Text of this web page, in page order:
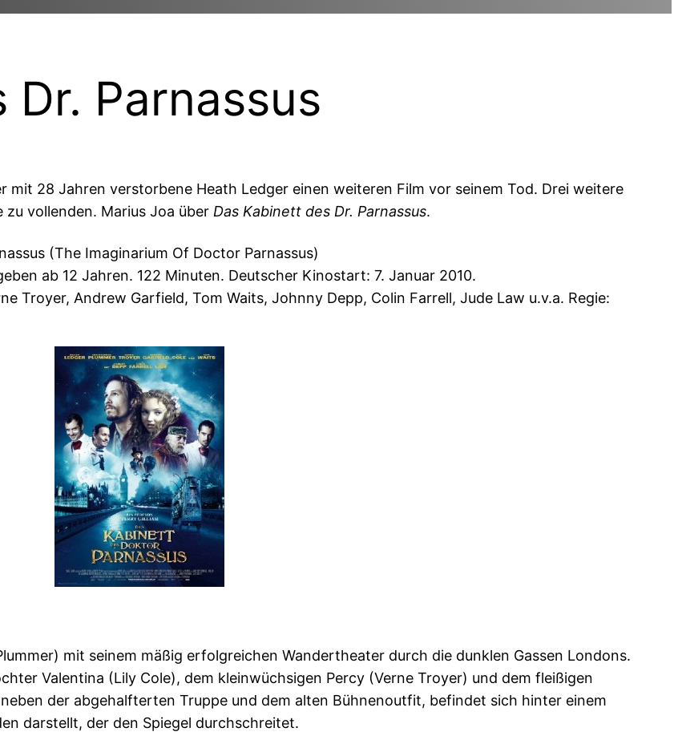
Parnassus
mit 28 Jahren verstorbene Heath Ledger einen weiteren Film vor seinem Tod. Drei weitere
zu vollenden. Marius Joa über Das Kabinett des Dr. Parnassus.
(The Imaginarium Of Doctor Parnassus)
ab 12 Jahren. 122 Minuten. Deutscher Kinostart: 7. Januar 2010.
Troyer, Andrew Garfield, Tom Waits, Johnny Depp, Colin Farrell, Jude Law u.v.a. Regie:
mit seinem mäßig erfolgreichen Wandertheater durch die dunklen Gassen Londons.
Valentina (Lily Cole), dem kleinwüchsigen Percy (Verne Troyer) und dem fleißigen
der abgehalfterten Truppe und dem alten Bühnenoutfit, befindet sich hinter einem
darstellt, der den Spiegel durchschreitet.